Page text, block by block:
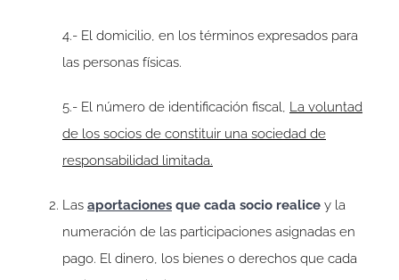
4.- El domicilio, en los términos expresados para
las personas físicas.
5.- El número de identificación fiscal, La voluntad
de los socios de constituir una sociedad de
responsabilidad limitada.
Las aportaciones que cada socio realice y la
numeración de las participaciones asignadas en
pago. El dinero, los bienes o derechos que cada